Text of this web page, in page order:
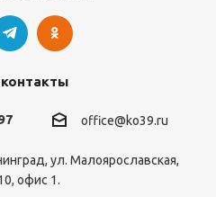
office@ko39.ru
ул. Малоярославская,
офис 1.